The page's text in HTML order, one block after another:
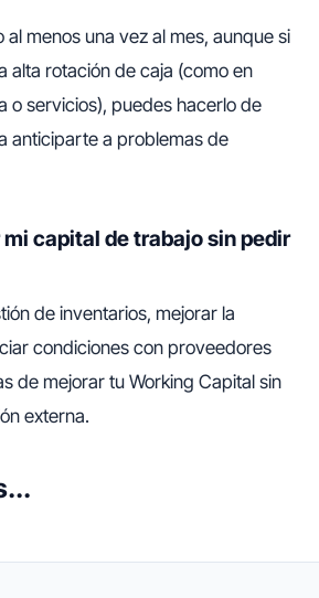
al menos una vez al mes, aunque si
alta rotación de caja (como en
o servicios), puedes hacerlo de
anticiparte a problemas de
capital de trabajo sin pedir
de inventarios, mejorar la
condiciones con proveedores
de mejorar tu Working Capital sin
externa.